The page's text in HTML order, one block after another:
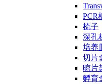
PCR
梳子
深孔
培养
切片
晾片
孵育